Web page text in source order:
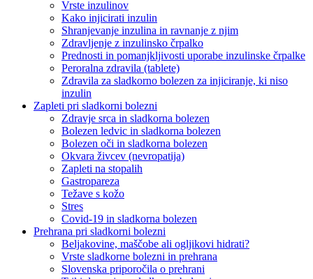
Vrste inzulinov
Kako injicirati inzulin
Shranjevanje inzulina in ravnanje z njim
Zdravljenje z inzulinsko črpalko
Prednosti in pomanjkljivosti uporabe inzulinske črpalke
Peroralna zdravila (tablete)
Zdravila za sladkorno bolezen za injiciranje, ki niso
inzulin
Zapleti pri sladkorni bolezni
Zdravje srca in sladkorna bolezen
Bolezen ledvic in sladkorna bolezen
Bolezen oči in sladkorna bolezen
Okvara živcev (nevropatija)
Zapleti na stopalih
Gastropareza
Težave s kožo
Stres
Covid-19 in sladkorna bolezen
Prehrana pri sladkorni bolezni
Beljakovine, maščobe ali ogljikovi hidrati?
Vrste sladkorne bolezni in prehrana
Slovenska priporočila o prehrani